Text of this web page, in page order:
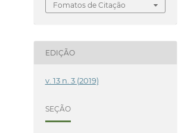
Fomatos de Citação
EDIÇÃO
v. 13 n. 3 (2019)
SEÇÃO